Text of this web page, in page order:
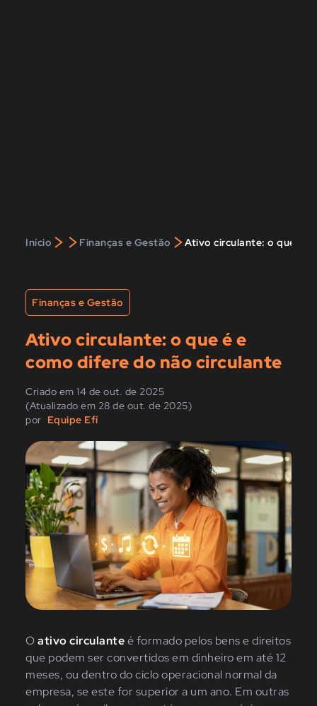
Início >> Finanças e Gestão >Ativo circulante: o que é
Finanças e Gestão
Ativo circulante: o que é e
como difere do não circulante
Criado em 14 de out. de 2025
(Atualizado em 28 de out. de 2025)
por Equipe Efí
Oativo circulanteé formado pelos bens e direitos
que podem ser convertidos em dinheiro em até 12
meses, ou dentro do ciclo operacional normal da
empresa, se este for superior a um ano. Em outras